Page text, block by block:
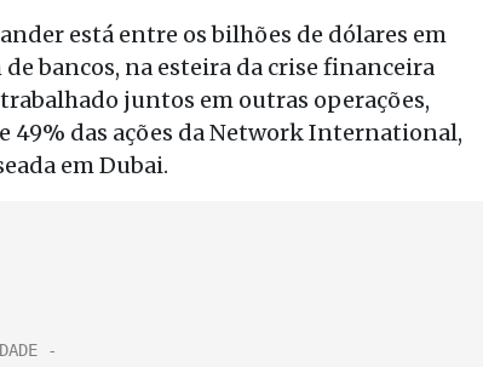
está entre os bilhões de dólares em
bancos, na esteira da crise financeira
juntos em outras operações,
49% das ações da Network International,
em Dubai.